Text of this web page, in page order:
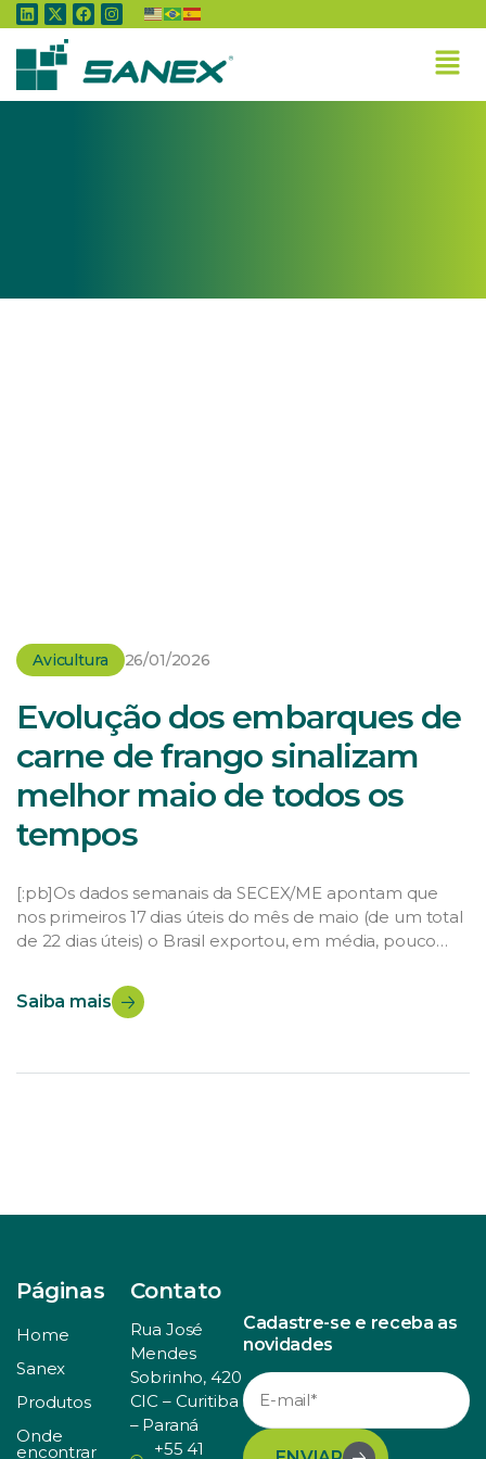
Tag:Internacional
Avicultura 26/01/2026
Evolução dos embarques de
carne de frango sinalizam
melhor maio de todos os
tempos
[:pb]Os dados semanais da SECEX/ME apontam que
nos primeiros 17 dias úteis do mês de maio (de um total
de 22 dias úteis) o Brasil exportou, em média, pouco
natura, volume que perfaz, até aqui, um total de 291.219
toneladas. Comparativamente às três semanas
Saiba mais
Páginas
Home
Sanex
Produtos
Onde
encontrar
Contato
Rua José
Mendes
Sobrinho, 420
CIC – Curitiba
– Paraná
+55 41
Cadastre-se e receba as
novidades